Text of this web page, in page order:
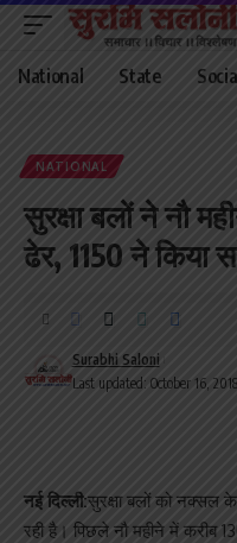
National State Social
NATIONAL
सुरक्षा बलों ने नौ
ढेर, 1150 ने किया
Last updated: October 16,
Surabhi Saloni
नई दिल्ली:सुरक्षा बलों को नक्सल
रही है। पिछले नौ महीने में करीब